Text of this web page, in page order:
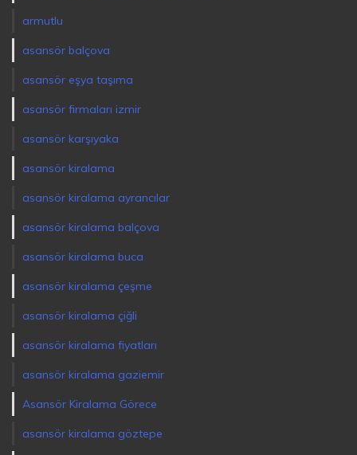
armutlu
asansör balçova
asansör eşya taşıma
asansör firmaları izmir
asansör karşıyaka
asansör kiralama
asansör kiralama ayrancılar
asansör kiralama balçova
asansör kiralama buca
asansör kiralama çeşme
asansör kiralama çiğli
asansör kiralama fiyatları
asansör kiralama gaziemir
Asansör Kiralama Görece
asansör kiralama göztepe